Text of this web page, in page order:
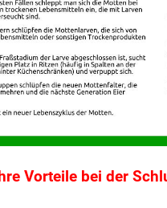
Ihre Vorteile bei der